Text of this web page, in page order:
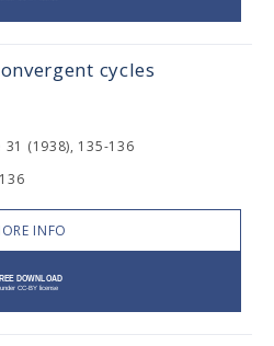
cycles
(1938), 135-136
INFO